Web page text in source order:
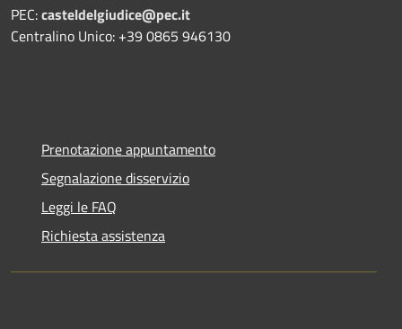
PEC:casteldelgiudice@pec.it
Centralino Unico: +39 0865 946130
Prenotazione appuntamento
Segnalazione disservizio
Leggi le FAQ
Richiesta assistenza